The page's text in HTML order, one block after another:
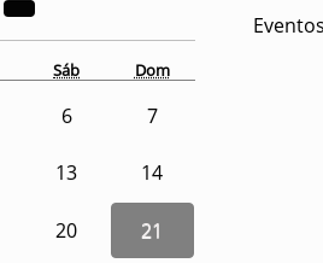
Sáb Dom
6 7
13 14
20 21